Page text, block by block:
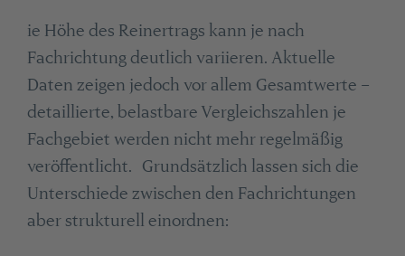
ie Höhe des Reinertrags kann je nach
Fachrichtung deutlich variieren. Aktuelle
Daten zeigen jedoch vor allem Gesamtwerte –
detaillierte, belastbare Vergleichszahlen je
Fachgebiet werden nicht mehr regelmäßig
veröffentlicht. Grundsätzlich lassen sich die
Unterschiede zwischen den Fachrichtungen
aber strukturell einordnen: